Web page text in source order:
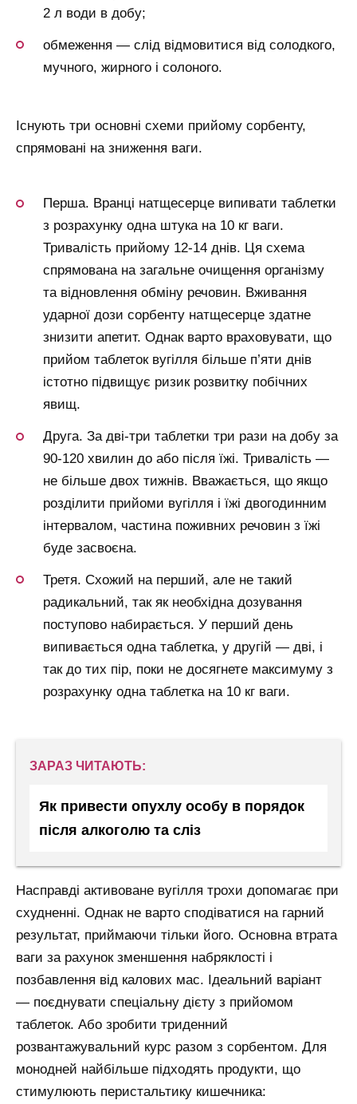
2 л води в добу;
обмеження — слід відмовитися від солодкого,
мучного, жирного і солоного.
Існують три основні схеми прийому сорбенту,
спрямовані на зниження ваги.
Перша. Вранці натщесерце випивати таблетки
з розрахунку одна штука на 10 кг ваги.
Тривалість прийому 12-14 днів. Ця схема
спрямована на загальне очищення організму
та відновлення обміну речовин. Вживання
ударної дози сорбенту натщесерце здатне
знизити апетит. Однак варто враховувати, що
прийом таблеток вугілля більше п’яти днів
істотно підвищує ризик розвитку побічних
явищ.
Друга. За дві-три таблетки три рази на добу за
90-120 хвилин до або після їжі. Тривалість —
не більше двох тижнів. Вважається, що якщо
розділити прийоми вугілля і їжі двогодинним
інтервалом, частина поживних речовин з їжі
буде засвоєна.
Третя. Схожий на перший, але не такий
радикальний, так як необхідна дозування
поступово набирається. У перший день
випивається одна таблетка, у другій — дві, і
так до тих пір, поки не досягнете максимуму з
розрахунку одна таблетка на 10 кг ваги.
ЗАРАЗ ЧИТАЮТЬ:
Як привести опухлу особу в порядок
після алкоголю та сліз
Насправді активоване вугілля трохи допомагає при
схудненні. Однак не варто сподіватися на гарний
результат, приймаючи тільки його. Основна втрата
ваги за рахунок зменшення набряклості і
позбавлення від калових мас. Ідеальний варіант
— поєднувати спеціальну дієту з прийомом
таблеток. Або зробити триденний
розвантажувальний курс разом з сорбентом. Для
монодней найбільше підходять продукти, що
стимулюють перистальтику кишечника: